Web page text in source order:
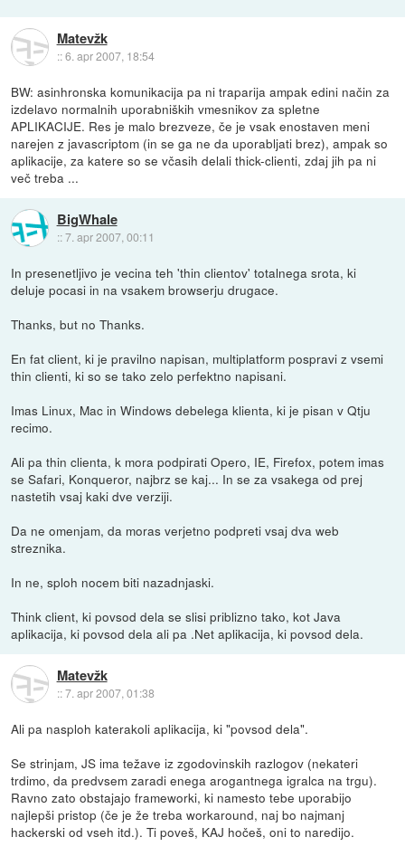
Matevžk
::6. apr 2007, 18:54
BW: asinhronska komunikacija pa ni traparija ampak edini način za
izdelavo normalnih uporabniških vmesnikov za spletne
APLIKACIJE. Res je malo brezveze, če je vsak enostaven meni
narejen z javascriptom (in se ga ne da uporabljati brez), ampak so
aplikacije, za katere so se včasih delali thick-clienti, zdaj jih pa ni
več treba ...
BigWhale
::7. apr 2007, 00:11
In presenetljivo je vecina teh 'thin clientov' totalnega srota, ki
deluje pocasi in na vsakem browserju drugace.
Thanks, but no Thanks.
En fat client, ki je pravilno napisan, multiplatform pospravi z vsemi
thin clienti, ki so se tako zelo perfektno napisani.
Imas Linux, Mac in Windows debelega klienta, ki je pisan v Qtju
recimo.
Ali pa thin clienta, k mora podpirati Opero, IE, Firefox, potem imas
se Safari, Konqueror, najbrz se kaj... In se za vsakega od prej
nastetih vsaj kaki dve verziji.
Da ne omenjam, da moras verjetno podpreti vsaj dva web
streznika.
In ne, sploh nocem biti nazadnjaski.
Think client, ki povsod dela se slisi priblizno tako, kot Java
aplikacija, ki povsod dela ali pa .Net aplikacija, ki povsod dela.
Matevžk
::7. apr 2007, 01:38
Ali pa nasploh katerakoli aplikacija, ki "povsod dela".
Se strinjam, JS ima težave iz zgodovinskih razlogov (nekateri
trdimo, da predvsem zaradi enega arogantnega igralca na trgu).
Ravno zato obstajajo frameworki, ki namesto tebe uporabijo
najlepši pristop (če je že treba workaround, naj bo najmanj
hackerski od vseh itd.). Ti poveš, KAJ hočeš, oni to naredijo.